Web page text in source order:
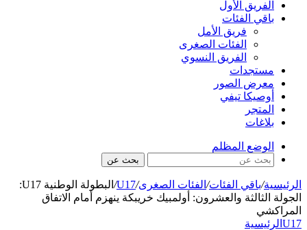
الفريق الأول
باقي الفئات
فريق الأمل
الفئات الصغرى
الفريق النسوي
مستجدات
معرض الصور
أوصيكا تيفي
المتجر
بلاغات
الوضع المظلم
بحث عن
الرئيسية/باقي الفئات/ الفئات الصغرى/
U17
/
البطولة الوطنية U17:
الجولة الثالثة والعشرون: أولمبيك خريبكة ينهزم أمام الاتفاق
المراكشي
U17 الرئيسية